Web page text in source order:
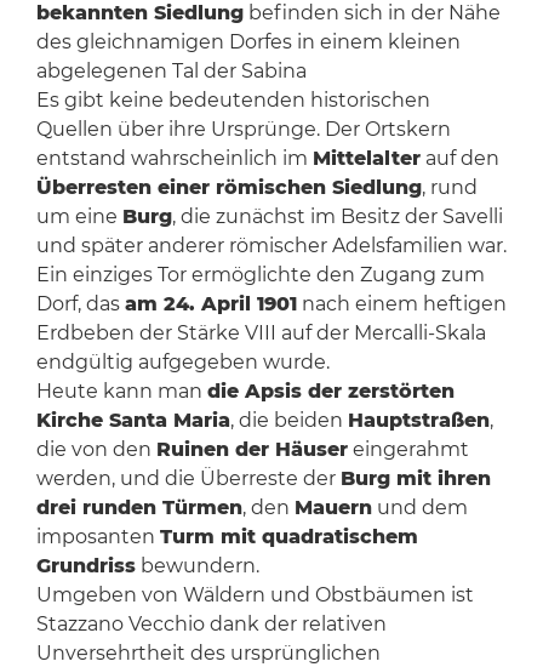
bekannten Siedlungbefinden sich in der Nähe
des gleichnamigen Dorfes in einem kleinen
abgelegenen Tal der Sabina
Es gibt keine bedeutenden historischen
Quellen über ihre Ursprünge. Der Ortskern
entstand wahrscheinlich im Mittelalterauf den
Überresten einer römischen Siedlung, rund
um eine Burg, die zunächst im Besitz der Savelli
und später anderer römischer Adelsfamilien war.
Ein einziges Tor ermöglichte den Zugang zum
Dorf, das am 24. April 1901nach einem heftigen
Erdbeben der Stärke VIII auf der Mercalli-Skala
endgültig aufgegeben wurde.
Heute kann man die Apsis der zerstörten
Kirche Santa Maria, die beiden Hauptstraßen,
die von den Ruinen der Häusereingerahmt
werden, und die Überreste der Burg mit ihren
drei runden Türmen, den Mauernund dem
imposanten Turm mit quadratischem
Grundrissbewundern.
Umgeben von Wäldern und Obstbäumen ist
Stazzano Vecchio dank der relativen
Unversehrtheit des ursprünglichen